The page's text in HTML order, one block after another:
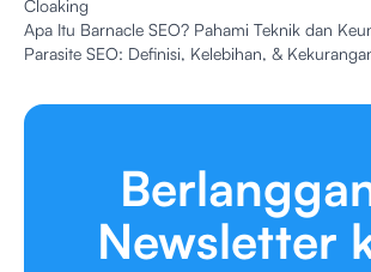
Cloaking
Apa Itu Barnacle SEO? Pahami Teknik dan
Parasite SEO: Definisi, Kelebihan, &
Newsletter